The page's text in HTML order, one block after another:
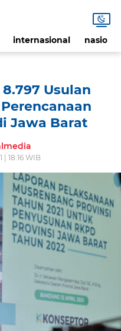
internasional nasional
Usulan
Jawa Barat
| 18:16 WIB